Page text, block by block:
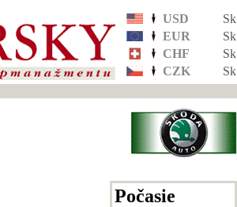
USD
Sk
EUR
Sk
CHF
Sk
CZK
Sk
Počasie